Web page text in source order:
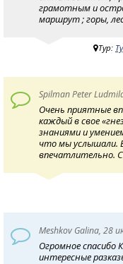
грамотным и
маршрут ; горы,
Тур:
Spilman Peter
Очень приятные
каждый в свое
знаниями и
что мы услышали.
впечатлительно.
Meshkov Galina, 28
Огромное спасибо
интересные